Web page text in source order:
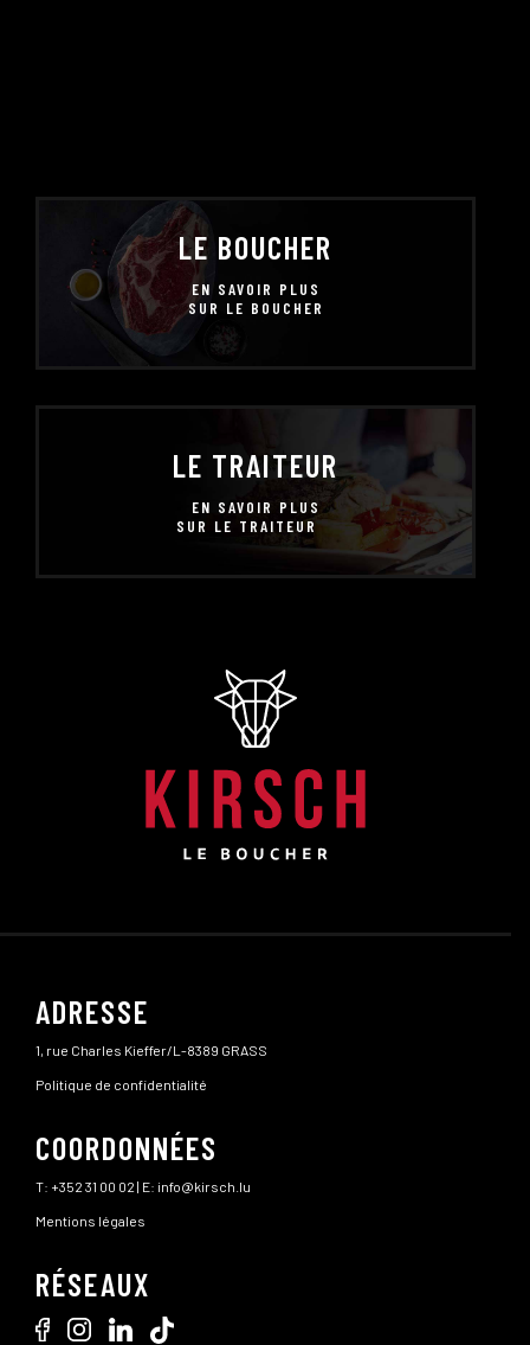
LE BOUCHER
EN SAVOIR PLUS
SUR LE BOUCHER
LE TRAITEUR
EN SAVOIR PLUS
SUR LE TRAITEUR
ADRESSE
1, rue Charles Kieffer/L-8389 GRASS
Politique de confidentialité
COORDONNÉES
T: +352 31 00 02 | E: info@kirsch.lu
Mentions légales
RÉSEAUX